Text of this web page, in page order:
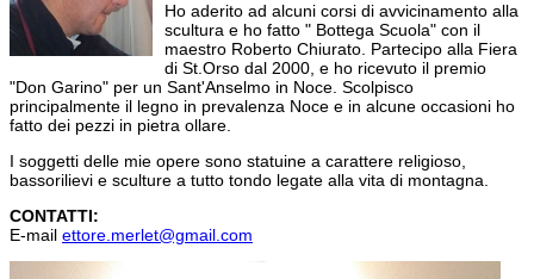
Ho aderito ad alcuni corsi di avvicinamento alla
scultura e ho fatto " Bottega Scuola" con il
maestro Roberto Chiurato. Partecipo alla Fiera
di St.Orso dal 2000, e ho ricevuto il premio
"Don Garino" per un Sant'Anselmo in Noce. Scolpisco
principalmente il legno in prevalenza Noce e in alcune occasioni ho
fatto dei pezzi in pietra ollare.
I soggetti delle mie opere sono statuine a carattere religioso,
bassorilievi e sculture a tutto tondo legate alla vita di montagna.
CONTATTI:
E-mail ettore.merlet@gmail.com